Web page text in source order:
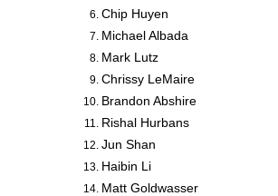
Chip Huyen
Michael Albada
Mark Lutz
Chrissy LeMaire
Brandon Abshire
Rishal Hurbans
Jun Shan
Haibin Li
Matt Goldwasser